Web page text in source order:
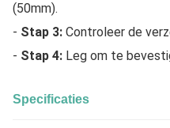
(50mm).
- Stap 3: Controleer de
- Stap 4: Leg om te
Specificaties